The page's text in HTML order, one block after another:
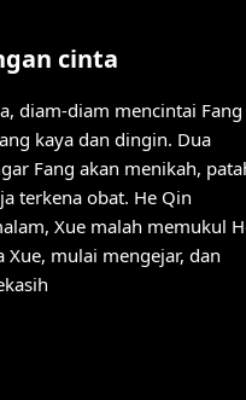
cinta
diam-diam mencintai Fang
kaya dan dingin. Dua
Fang akan menikah,
terkena obat. He Qin
Xue malah memukul
Xue, mulai mengejar, dan